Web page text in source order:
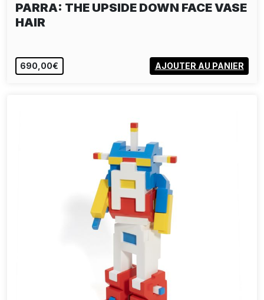
PARRA: THE UPSIDE DOWN FACE VASE
HAIR
690,00€ AJOUTER AU PANIER